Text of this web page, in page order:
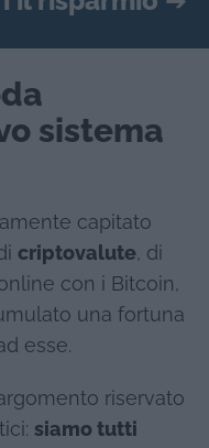
sistema
capitato
criptovalute, di
con i Bitcoin,
una fortuna
esse.
riservato
siamo tutti